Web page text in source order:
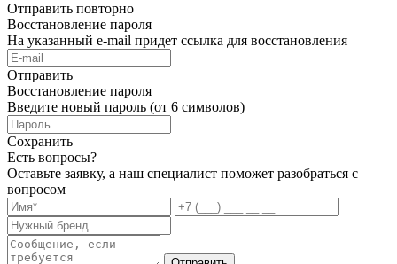
Отправить повторно
Восстановление пароля
На указанный e-mail придет ссылка для восстановления
Отправить
Восстановление пароля
Введите новый пароль (от 6 символов)
Сохранить
Есть вопросы?
Оставьте заявку, а наш специалист поможет разобраться с
вопросом